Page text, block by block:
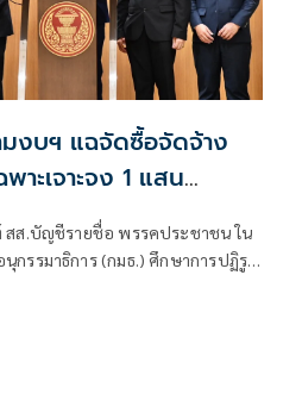
งบฯ แฉจัดซื้อจัดจ้าง
าะเจาะจง 1 แสน
ะเทศ เอื้อทุจริตงบกว่า 5
ส.บัญชีรายชื่อ พรรคประชาชน ใน
กรรมาธิการ (กมธ.) ศึกษาการปฏิรูป